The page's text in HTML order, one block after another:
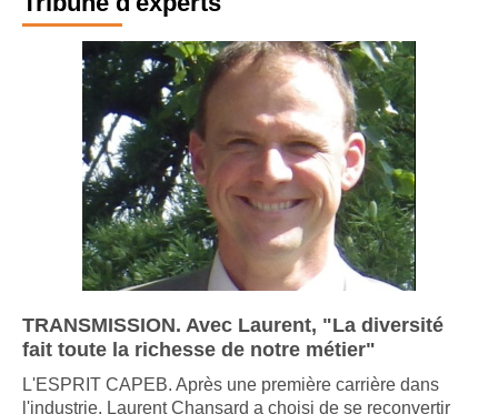
Tribune d'experts
TRANSMISSION. Avec Laurent, "La diversité
L'ESPRIT CAPEB. Après une première carrière dans